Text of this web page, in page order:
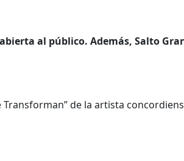
al público. Además, Salto
de la artista